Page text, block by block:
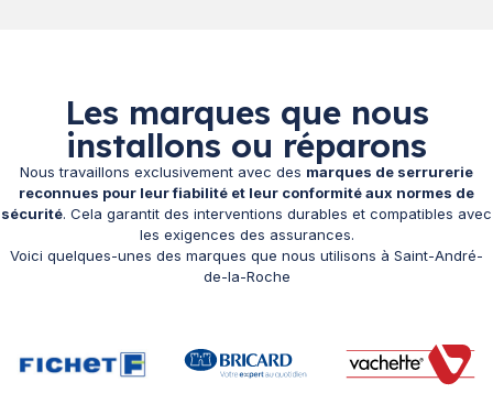
Les marques que nous
installons ou réparons
Nous travaillons exclusivement avec des marques de serrurerie
reconnues pour leur fiabilité et leur conformité aux normes de
sécurité. Cela garantit des interventions durables et compatibles avec
les exigences des assurances.
Voici quelques-unes des marques que nous utilisons à Saint-André-
de-la-Roche